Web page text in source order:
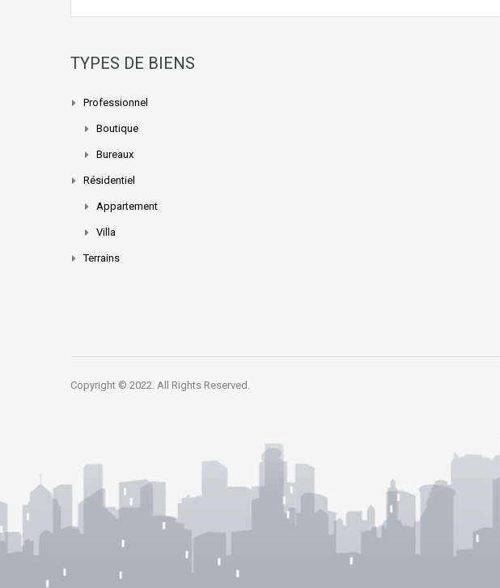
TYPES DE BIENS
Professionnel
Boutique
Bureaux
Résidentiel
Appartement
Villa
Terrains
Copyright © 2022. All Rights Reserved.